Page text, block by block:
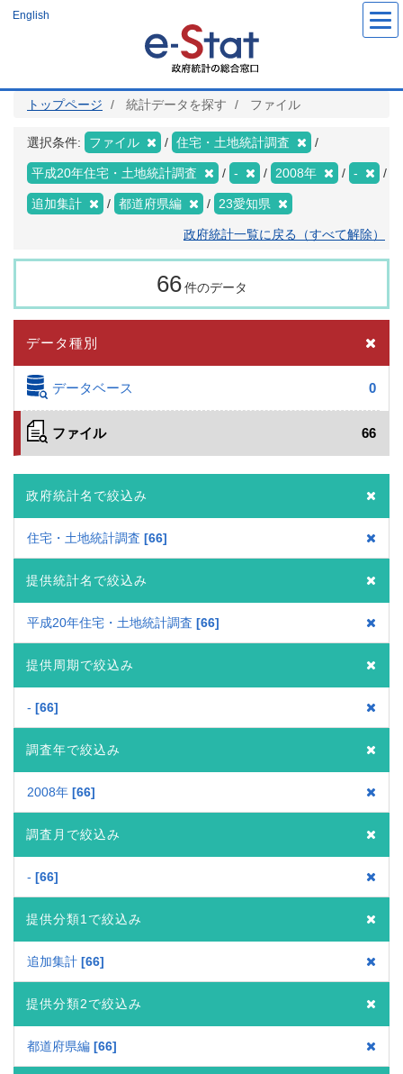
ツ
English
トップページ 統計データを探す ファイル
選択条件: ファイル 住宅・土地統計調査
平成20年住宅・土地統計調査 - 2008年 -
追加集計 都道府県編 23愛知県
政府統計一覧に戻る（すべて解除）
66 件のデータ
データ種別
データベース 0
ファイル 66
政府統計名で絞込み
住宅・土地統計調査 66
提供統計名で絞込み
平成20年住宅・土地統計調査 66
提供周期で絞込み
- 66
調査年で絞込み
2008年 66
調査月で絞込み
- 66
提供分類1で絞込み
追加集計 66
提供分類2で絞込み
都道府県編 66